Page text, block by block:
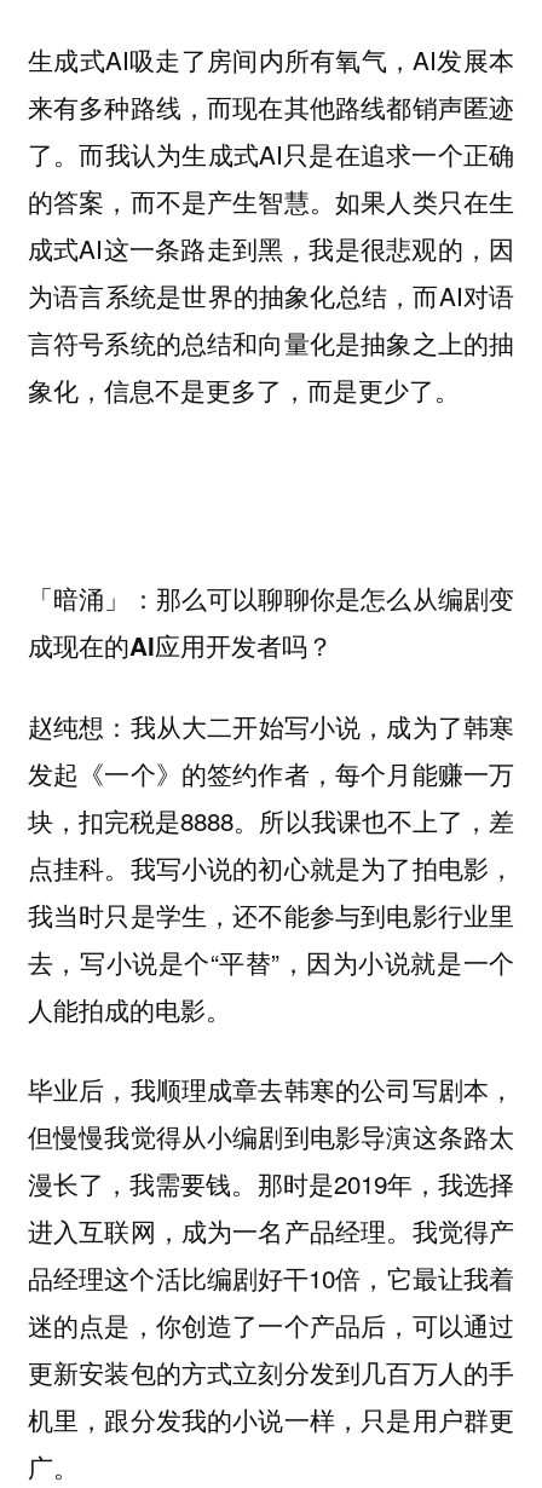
生成式AI吸走了房间内所有氧气，AI发展本
来有多种路线，而现在其他路线都销声匿迹
了。而我认为生成式AI只是在追求一个正确
的答案，而不是产生智慧。如果人类只在生
成式AI这一条路走到黑，我是很悲观的，因
为语言系统是世界的抽象化总结，而AI对语
言符号系统的总结和向量化是抽象之上的抽
象化，信息不是更多了，而是更少了。
「暗涌」：那么可以聊聊你是怎么从编剧变
成现在的AI应用开发者吗？
赵纯想： 我从大二开始写小说，成为了韩寒
发起《一个》的签约作者，每个月能赚一万
块，扣完税是8888。所以我课也不上了，差
点挂科。我写小说的初心就是为了拍电影，
我当时只是学生，还不能参与到电影行业里
去，写小说是个“平替”，因为小说就是一个
人能拍成的电影。
毕业后，我顺理成章去韩寒的公司写剧本，
但慢慢我觉得从小编剧到电影导演这条路太
漫长了，我需要钱。那时是2019年，我选择
进入互联网，成为一名产品经理。我觉得产
品经理这个活比编剧好干10倍，它最让我着
迷的点是，你创造了一个产品后，可以通过
更新安装包的方式立刻分发到几百万人的手
机里，跟分发我的小说一样，只是用户群更
广。